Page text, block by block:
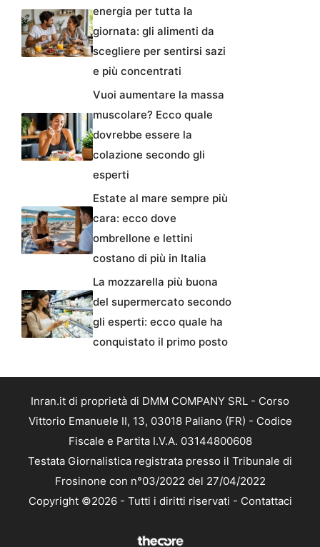
energia per tutta la
giornata: gli alimenti da
scegliere per sentirsi sazi
e più concentrati
Vuoi aumentare la massa
muscolare? Ecco quale
dovrebbe essere la
colazione secondo gli
esperti
Estate al mare sempre più
cara: ecco dove
ombrellone e lettini
costano di più in Italia
La mozzarella più buona
del supermercato secondo
gli esperti: ecco quale ha
conquistato il primo posto
Inran.it di proprietà di DMM COMPANY SRL - Corso
Vittorio Emanuele II, 13, 03018 Paliano (FR) - Codice
Fiscale e Partita I.V.A. 03144800608
Testata Giornalistica registrata presso il Tribunale di
Frosinone con n°03/2022 del 27/04/2022
Copyright ©2026 - Tutti i diritti riservati - Contattaci